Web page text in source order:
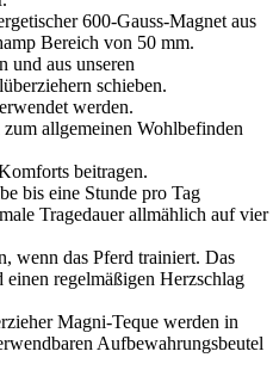
600-Gauss-Magnet aus
Bereich von 50 mm.
und aus unseren
schieben.
werden.
allgemeinen Wohlbefinden
beitragen.
bis eine Stunde pro Tag
Tragedauer allmählich auf vier
wenn das Pferd trainiert. Das
regelmäßigen Herzschlag
Magni-Teque werden in
Aufbewahrungsbeutel